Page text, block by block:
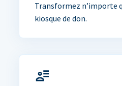
Transformez n’importe
kiosque de don.